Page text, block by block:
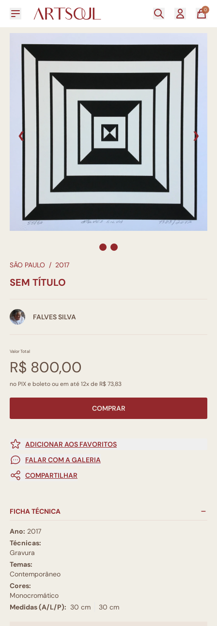
0
❮ ❯
SÃO PAULO / 2017
SEM TÍTULO
FALVES SILVA
Valor Total
R$ 800,00
no PIX e boleto ou em até 12x de R$ 73,83
COMPRAR
ADICIONAR AOS FAVORITOS
FALAR COM A GALERIA
COMPARTILHAR
FICHA TÉCNICA
Ano: 2017
Técnicas:
Gravura
Temas:
Contemporâneo
Cores:
Monocromático
Medidas (A/L/P): 30 cm 30 cm